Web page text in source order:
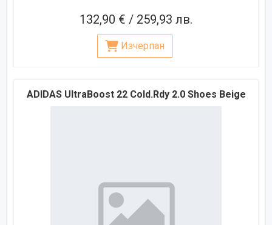
132,90 € / 259,93 лв.
Изчерпан
ADIDAS UltraBoost 22 Cold.Rdy 2.0 Shoes Beige